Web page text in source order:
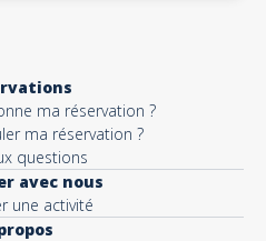
ma réservation ?
ma réservation ?
questions
avec nous
une activité